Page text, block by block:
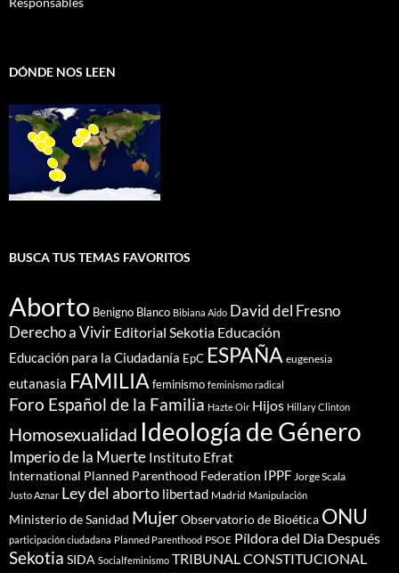
DÓNDE NOS LEEN
BUSCA TUS TEMAS FAVORITOS
Aborto Benigno Blanco Bibiana Aido David del Fresno
Derecho a Vivir Editorial Sekotia Educación
Educación para la Ciudadanía EpC ESPAÑA eugenesia
eutanasia FAMILIA feminismo feminismo radical
Foro Español de la Familia Hazte Oir Hijos Hillary Clinton
Homosexualidad Ideología de Género
Imperio de la Muerte Instituto Efrat
International Planned Parenthood Federation IPPF Jorge Scala
Justo Aznar Ley del aborto libertad Madrid Manipulación
Ministerio de Sanidad MujerObservatorio de Bioética ONU
participación ciudadana Planned Parenthood PSOE Píldora del Dia Después
Sekotia SIDA Socialfeminismo TRIBUNAL CONSTITUCIONAL